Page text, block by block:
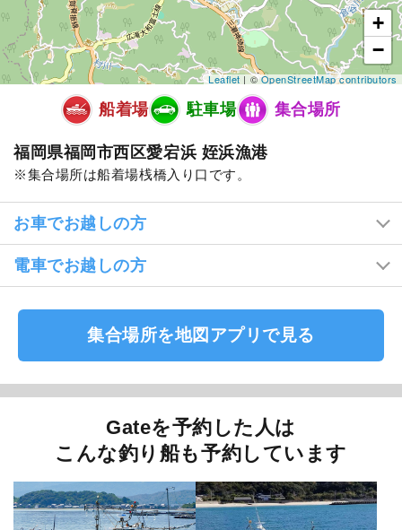
+
−
Leaflet| ©OpenStreetMap contributors
船着場 駐車場 集合場所
福岡県福岡市西区愛宕浜 姪浜漁港
集合場所は船着場桟橋入り口です。
お車でお越しの方
電車でお越しの方
集合場所を地図アプリで見る
Gateを予約した人は
こんな釣り船も予約しています